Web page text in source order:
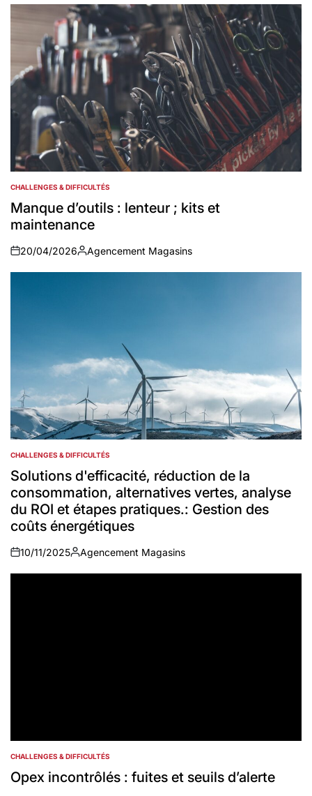
POSTED
IN
CHALLENGES & DIFFICULTÉS
Manque d’outils : lenteur ; kits et
maintenance
on
20/04/2026
Auteur
Agencement Magasins
POSTED
IN
CHALLENGES & DIFFICULTÉS
Solutions d'efficacité, réduction de la
consommation, alternatives vertes, analyse
du ROI et étapes pratiques.: Gestion des
coûts énergétiques
on
10/11/2025
Auteur
Agencement Magasins
POSTED
IN
CHALLENGES & DIFFICULTÉS
Opex incontrôlés : fuites et seuils d’alerte